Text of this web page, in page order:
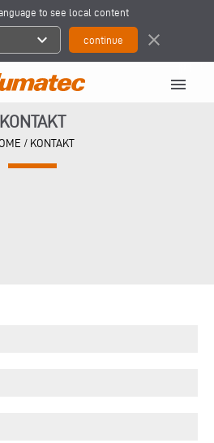
to see local content
expand_more close
menu
KONTAKT
/ KONTAKT